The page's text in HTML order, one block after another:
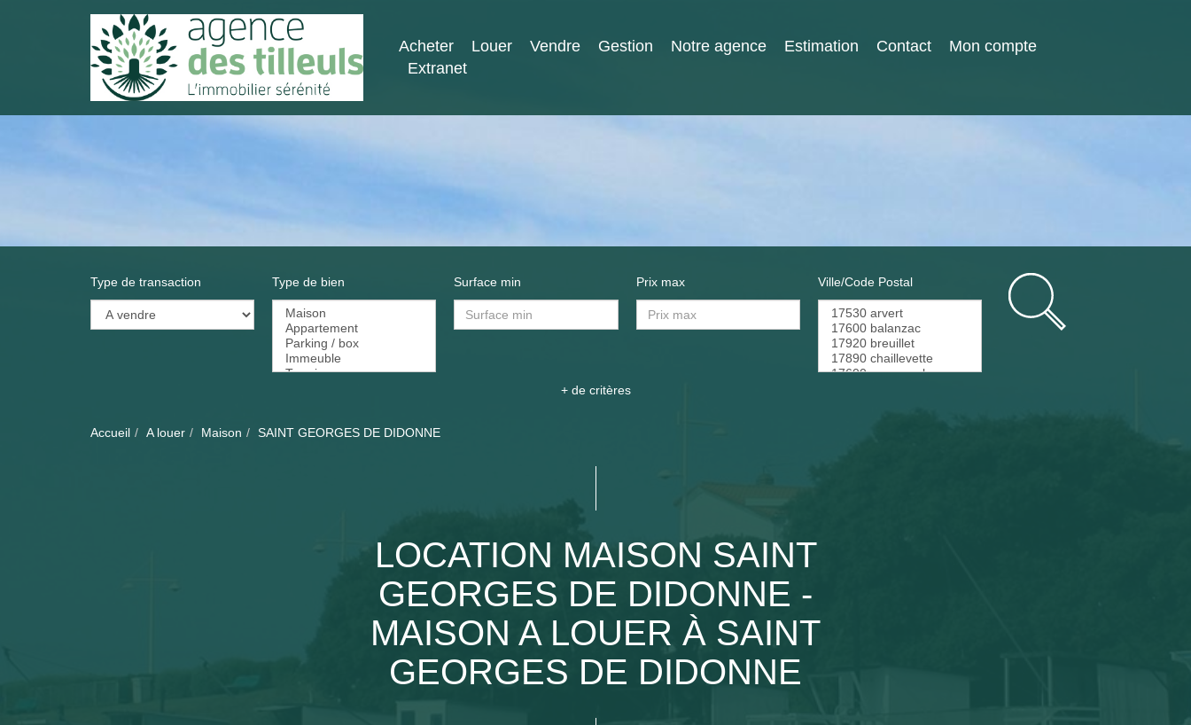
Acheter Louer Vendre Gestion Notre agence Estimation Contact
Mon compte
Extranet
Type de transaction Type de bien Surface min Prix max Ville/Code Postal
+ de critères
Accueil A louer Maison SAINT GEORGES DE DIDONNE
LOCATION MAISON SAINT
GEORGES DE DIDONNE -
MAISON A LOUER À SAINT
GEORGES DE DIDONNE